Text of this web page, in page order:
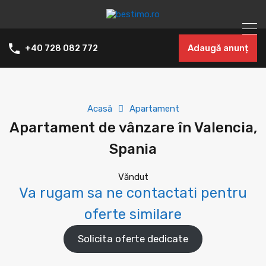
+40 728 082 772 Adaugă anunț
Acasă Apartament
Apartament de vânzare în Valencia,
Spania
Văndut
Va rugam sa ne contactati pentru
oferte similare
Solicita oferte dedicate